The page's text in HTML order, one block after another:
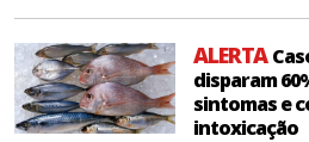
ALERTA
disparam
sintomas e
intoxicação